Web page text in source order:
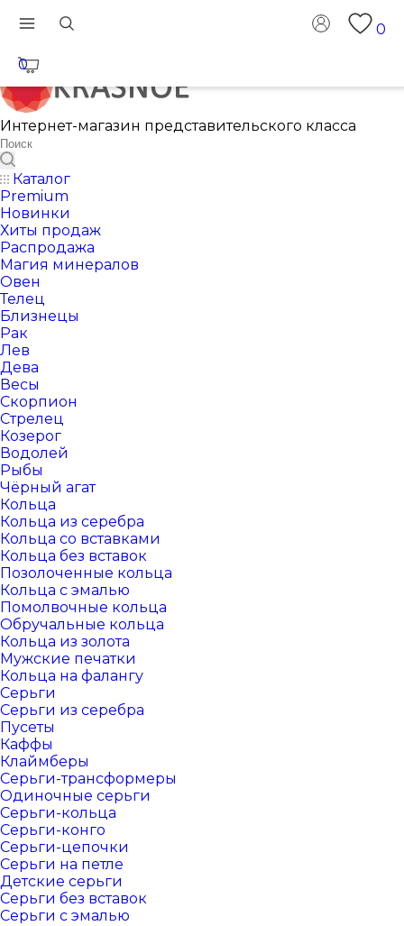
0
0
Интернет-магазин представительского класса
Каталог
Premium
Новинки
Хиты продаж
Распродажа
Магия минералов
Овен
Телец
Близнецы
Рак
Лев
Дева
Весы
Скорпион
Стрелец
Козерог
Водолей
Рыбы
Чёрный агат
Кольца
Кольца из серебра
Кольца со вставками
Кольца без вставок
Позолоченные кольца
Кольца с эмалью
Помолвочные кольца
Обручальные кольца
Кольца из золота
Мужские печатки
Кольца на фалангу
Серьги
Серьги из серебра
Пусеты
Каффы
Клаймберы
Серьги-трансформеры
Одиночные серьги
Серьги-кольца
Серьги-конго
Серьги-цепочки
Серьги на петле
Детские серьги
Серьги без вставок
Серьги с эмалью